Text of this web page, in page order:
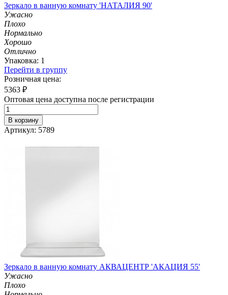
Зеркало в ванную комнату 'НАТАЛИЯ 90'
Ужасно
Плохо
Нормально
Хорошо
Отлично
Упаковка: 1
Перейти в группу
Розничная цена:
5363 ₽
Оптовая цена доступна после регистрации
В корзину
Артикул: 5789
Зеркало в ванную комнату АКВАЦЕНТР 'АКАЦИЯ 55'
Ужасно
Плохо